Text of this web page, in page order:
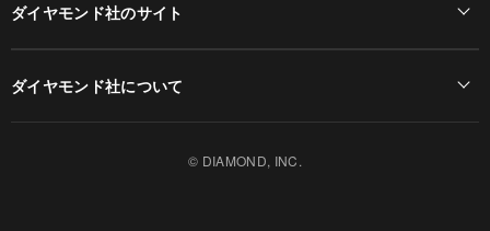
ダイヤモンド社のサイト
ダイヤモンド社について
© DIAMOND, INC.